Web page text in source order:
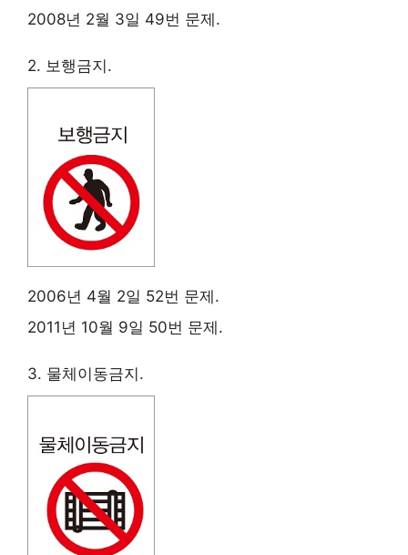
2008년 2월 3일 49번 문제.
2. 보행금지.
2006년 4월 2일 52번 문제.
2011년 10월 9일 50번 문제.
3. 물체이동금지.